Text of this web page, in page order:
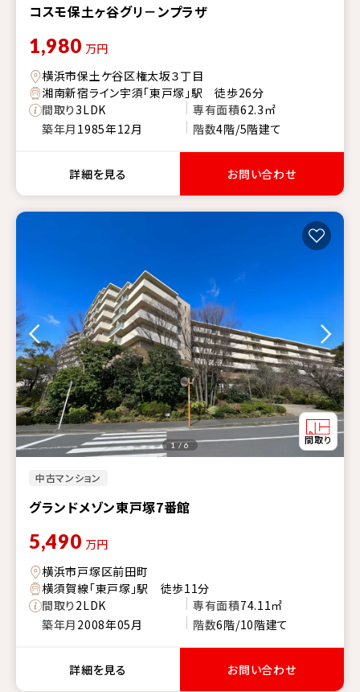
コスモ保土ヶ谷グリ－ンプラザ
1,980 万円
横浜市保土ケ谷区権太坂３丁目
湘南新宿ライン宇須「東戸塚」駅 徒歩26分
間取り3LDK 専有面積62.3㎡
築年月 1985年12月 階数4階/5階建て
詳細を見る お問い合わせ
中古マンション
グランドメゾン東戸塚7番館
1 / 6
5,490 万円
横浜市戸塚区前田町
横須賀線「東戸塚」駅 徒歩11分
間取り2LDK 専有面積74.11㎡
築年月 2008年05月 階数6階/10階建て
詳細を見る お問い合わせ